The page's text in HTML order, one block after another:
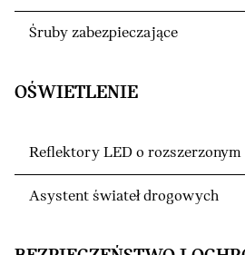
Śruby zabezpieczające
OŚWIETLENIE
Reflektory LED o rozszerzonym
Asystent świateł drogowych